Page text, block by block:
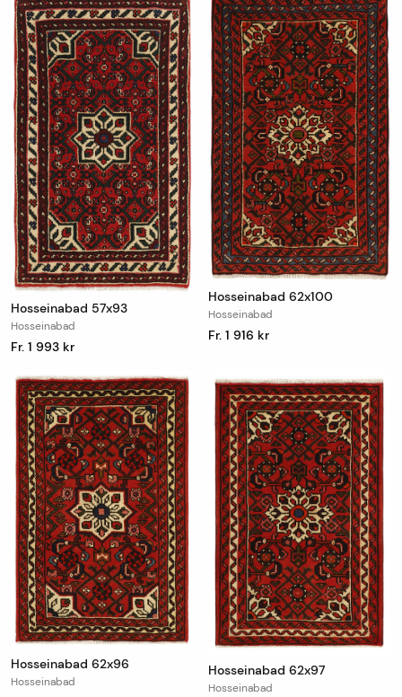
Hosseinabad 57x93
Hosseinabad
Fr. 1 993 kr
Hosseinabad 62x100
Hosseinabad
Fr. 1 916 kr
Hosseinabad 62x96
Hosseinabad
Hosseinabad 62x97
Hosseinabad